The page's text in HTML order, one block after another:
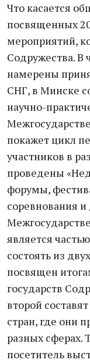
Что касается
посвященных
мероприятий,
Содружества. В
намерены
СНГ, в Минске
научно-
покажет цикл
участников в
проведены
форумы,
соревнования
является
состоять из
посвящен
государств
второй
стран, где они
разных сферах.
посетитель